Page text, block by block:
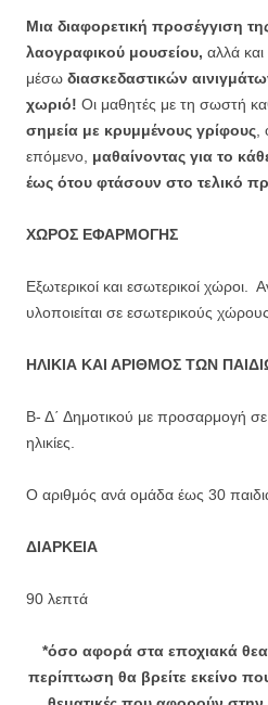
Μια διαφορετική προσέγγιση
λαογραφικού μουσείου, αλλά
μέσω διασκεδαστικών
χωριό! Οι μαθητές με τη σωστή
σημεία με κρυμμένους γρίφους
επόμενο, μαθαίνοντας για το
έως ότου φτάσουν στο τελικό
ΧΩΡΟΣ ΕΦΑΡΜΟΓΗΣ
Εξωτερικοί και εσωτερικοί χώροι.
υλοποιείται σε εσωτερικούς χώρους.
ΗΛΙΚΙΑ ΚΑΙ ΑΡΙΘΜΟΣ ΤΩΝ
Β- Δ΄ Δημοτικού με προσαρμογή σε
ηλικίες.
Ο αριθμός ανά ομάδα έως 30
ΔΙΑΡΚΕΙΑ
90 λεπτά
*όσο αφορά στα εποχιακά
περίπτωση θα βρείτε εκείνο που